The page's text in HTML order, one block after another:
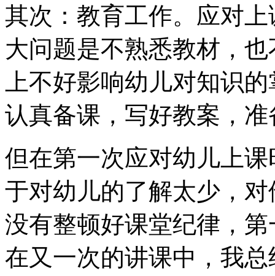
其次：教育工作。应对
大问题是不熟悉教材，
上不好影响幼儿对知识
认真备课，写好教案，
但在第一次应对幼儿上
于对幼儿的了解太少，
没有整顿好课堂纪律，
在又一次的讲课中，我